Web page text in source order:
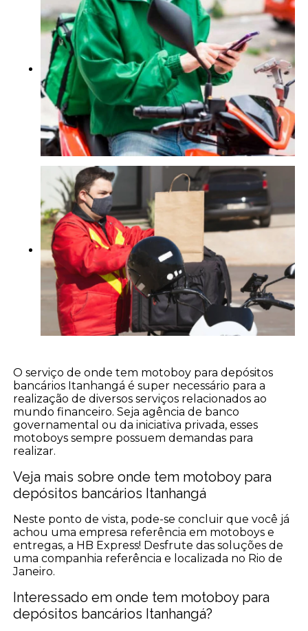
O serviço de onde tem motoboy para depósitos
bancários Itanhangá é super necessário para a
realização de diversos serviços relacionados ao
mundo financeiro. Seja agência de banco
governamental ou da iniciativa privada, esses
motoboys sempre possuem demandas para
realizar.
Veja mais sobre onde tem motoboy para
depósitos bancários Itanhangá
Neste ponto de vista, pode-se concluir que você já
achou uma empresa referência em motoboys e
entregas, a HB Express! Desfrute das soluções de
uma companhia referência e localizada no Rio de
Janeiro.
Interessado em onde tem motoboy para
depósitos bancários Itanhangá?